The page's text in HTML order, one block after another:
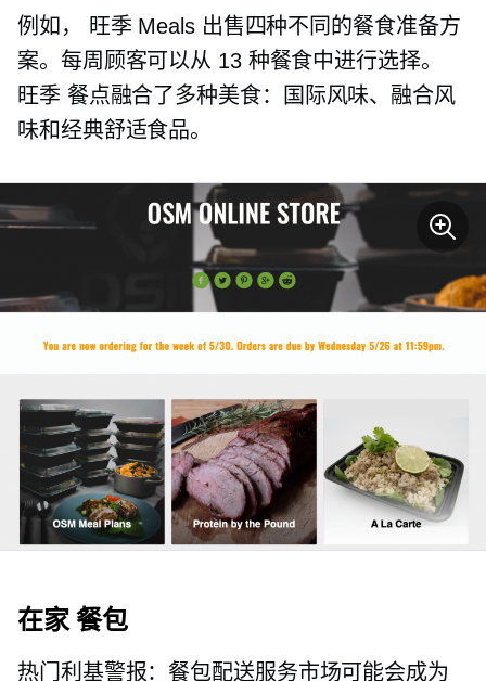
例如， 旺季 Meals 出售四种不同的餐食准备方
案。每周顾客可以从 13 种餐食中进行选择。
旺季 餐点融合了多种美食：国际风味、融合风
味和经典舒适食品。
在家餐包
热门利基警报：餐包配送服务市场可能会成为